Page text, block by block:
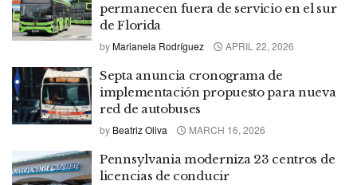
permanecen fuera de servicio en el sur
de Florida
byMarianela Rodríguez APRIL 22, 2026
Septa anuncia cronograma de
implementación propuesto para nueva
red de autobuses
by Beatriz Oliva MARCH 16, 2026
Pennsylvania moderniza 23 centros de
licencias de conducir